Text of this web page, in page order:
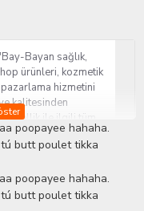
Bayan sağlık,
ürünleri, kozmetik
hizmetini
kalitesinden
ile ilgili tüm
ve uzman kadrosu ile
karşılıyor.
odaklı çalışma
mutlu, sağlıklı ve
danışmanlığı
poopayee hahaha.
butt poulet tikka
poopayee hahaha.
butt poulet tikka